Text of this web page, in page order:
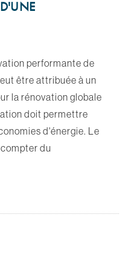
performante de
être attribuée à un
la rénovation globale
doit permettre
d'énergie. Le
du